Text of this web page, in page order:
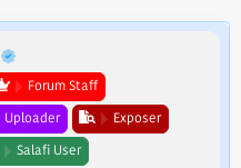
Forum Staff
Uploader
Exposer
Salafi User